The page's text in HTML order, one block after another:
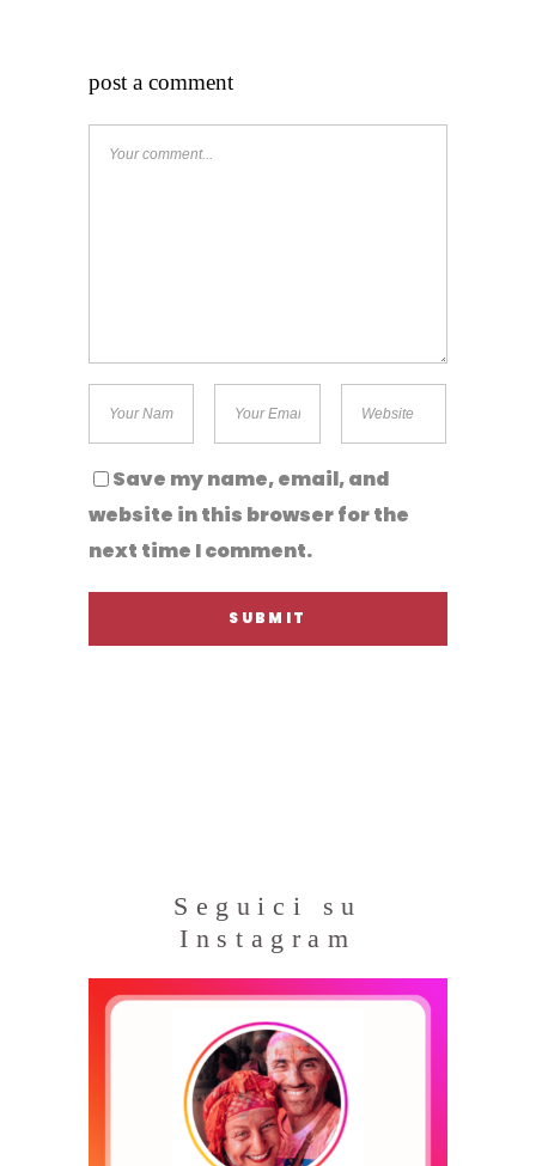
post a comment
Save my name, email, and
website in this browser for the
next time I comment.
Seguici su
Instagram